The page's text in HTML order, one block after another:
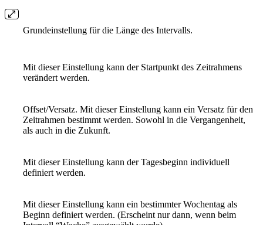
Grundeinstellung für die Länge des Intervalls.
Mit dieser Einstellung kann der Startpunkt des Zeitrahmens
verändert werden.
Offset/Versatz. Mit dieser Einstellung kann ein Versatz für den
Zeitrahmen bestimmt werden. Sowohl in die Vergangenheit,
als auch in die Zukunft.
Mit dieser Einstellung kann der Tagesbeginn individuell
definiert werden.
Mit dieser Einstellung kann ein bestimmter Wochentag als
Beginn definiert werden. (Erscheint nur dann, wenn beim